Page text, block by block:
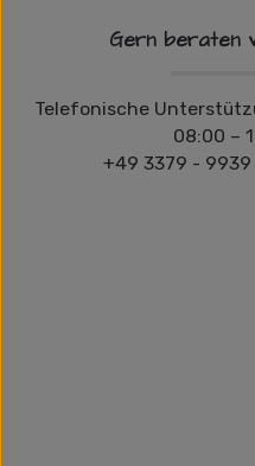
Gern beraten
Telefonische
08:00 –
+49 3379 -